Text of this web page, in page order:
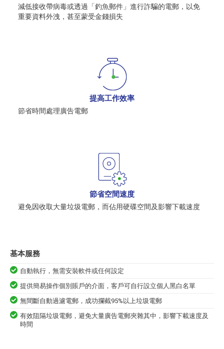
減低接收帶病毒或透過「釣魚郵件」進行詐騙的電郵，以免
重要資料外洩，甚至蒙受金錢損失
提高工作效率
節省時間處理廣告電郵
節省空間速度
避免因收取大量垃圾電郵，而佔用硬碟空間及影響下載速度
基本服務
自動執行，無需安裝軟件或任何設定
提供簡易操作個別賬戶的介面，客戶可自行設立個人黑白名單
無間斷自動過濾電郵，成功攔截95%以上垃圾電郵
有效阻隔垃圾電郵，避免大量廣告電郵夾雜其中，影響下載速度及
時間